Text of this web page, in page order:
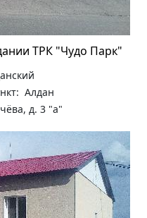
ТРК "Чудо Парк"
Алдан
д. 3 "а"